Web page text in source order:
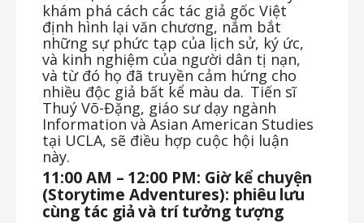
khám phá cách các tác giả gốc Việt
định hình lại văn chương, nắm bắt
những sự phức tạp của lịch sử, ký ức,
và kinh nghiệm của người dân tị nạn,
và từ đó họ đã truyền cảm hứng cho
nhiều độc giả bất kể màu da. Tiến sĩ
Thuý Võ-Đặng, giáo sư dạy ngành
Information và Asian American Studies
tại UCLA, sẽ điều hợp cuộc hội luận
này.
11:00AM – 12:00 PM: Giờ kể chuyện
(Storytime Adventures): phiêu lưu
cùngtác giả và trí tưởng tượng